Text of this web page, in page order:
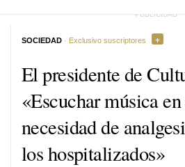
El presidente de
«Escuchar música
necesidad de
los hospitalizados»
SOCIEDAD · Exclusivo suscriptores